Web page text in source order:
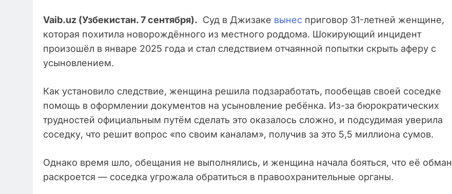
Vaib.uz (Узбекистан. 7 сентября). Суд в Джизаке вынес приговор 31-летней женщине,
которая похитила новорождённого из местного роддома. Шокирующий инцидент
произошёл в январе 2025 года и стал следствием отчаянной попытки скрыть аферу с
усыновлением.
Как установило следствие, женщина решила подзаработать, пообещав своей соседке
помощь в оформлении документов на усыновление ребёнка. Из-за бюрократических
трудностей официальным путём сделать это оказалось сложно, и подсудимая уверила
соседку, что решит вопрос «по своим каналам», получив за это 5,5 миллиона сумов.
Однако время шло, обещания не выполнялись, и женщина начала бояться, что её обман
раскроется — соседка угрожала обратиться в правоохранительные органы.